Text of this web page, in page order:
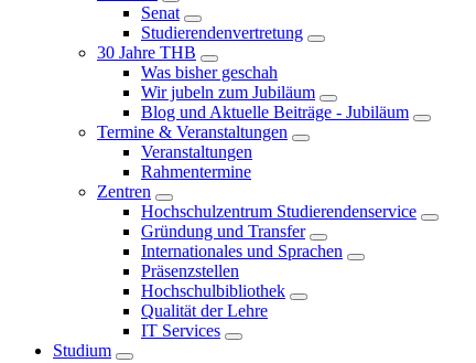
Senat
Studierendenvertretung
30 Jahre THB
Was bisher geschah
Wir jubeln zum Jubiläum
Blog und Aktuelle Beiträge - Jubiläum
Termine & Veranstaltungen
Veranstaltungen
Rahmentermine
Zentren
Hochschulzentrum Studierendenservice
Gründung und Transfer
Internationales und Sprachen
Präsenzstellen
Hochschulbibliothek
Qualität der Lehre
IT Services
Studium